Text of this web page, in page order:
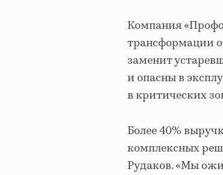
Компания
трансформации
заменит
и опасны в
в критических
Более 40%
комплексных
Рудаков. «Мы